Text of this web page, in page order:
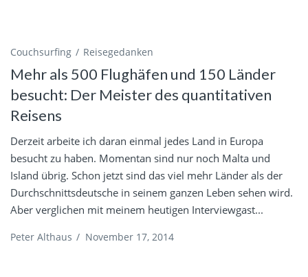
Couchsurfing Reisegedanken
Mehr als 500 Flughäfen und 150 Länder
besucht: Der Meister des quantitativen
Reisens
Derzeit arbeite ich daran einmal jedes Land in Europa
besucht zu haben. Momentan sind nur noch Malta und
Island übrig. Schon jetzt sind das viel mehr Länder als der
Durchschnittsdeutsche in seinem ganzen Leben sehen wird.
Aber verglichen mit meinem heutigen Interviewgast...
Peter Althaus / November 17, 2014